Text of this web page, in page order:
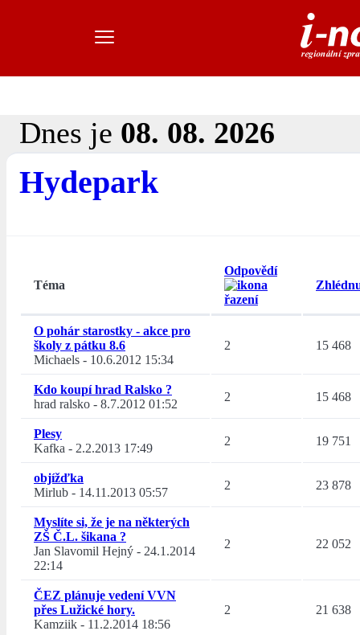
Dnes je 08. 08. 2026
Hydepark
Téma
Odpovědí
O pohár starostky - akce pro
školy z pátku 8.6
Michaels - 10.6.2012 15:34
2 15 468
Kdo koupí hrad Ralsko ?
hrad ralsko - 8.7.2012 01:52
2 15 468
Plesy
Kafka - 2.2.2013 17:49
2 19 751
objížďka
Mirlub - 14.11.2013 05:57
2 23 878
Myslíte si, že je na některých
ZŠ Č.L. šikana ?
Jan Slavomil Hejný - 24.1.2014
22:14
2 22 052
ČEZ plánuje vedení VVN
přes Lužické hory.
Kamziik - 11.2.2014 18:56
2 21 638